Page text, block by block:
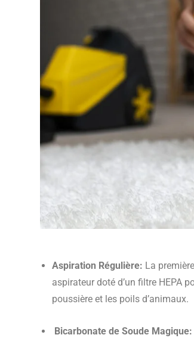
Aspiration Régulière: La
aspirateur doté d’un filtre HEPA
poussière et les poils d’animaux.
Bicarbonate de Soude Magique: